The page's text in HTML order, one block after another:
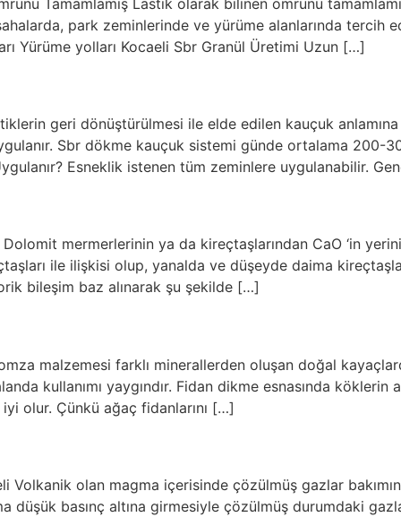
park zeminlerinde ve yürüme alanlarında tercih
Yürüme yolları Kocaeli Sbr Granül Üretimi Uzun […]
geri dönüştürülmesi ile elde edilen kauçuk
Sbr dökme kauçuk sistemi günde ortalama 200-
Esneklik istenen tüm zeminlere uygulanabilir.
mermerlerinin ya da kireçtaşlarından CaO ‘in
ile ilişkisi olup, yanalda ve düşeyde daima
bileşim baz alınarak şu şekilde […]
malzemesi farklı minerallerden oluşan doğal
kullanımı yaygındır. Fidan dikme esnasında köklerin
olur. Çünkü ağaç fidanlarını […]
Volkanik olan magma içerisinde çözülmüş gazlar
basınç altına girmesiyle çözülmüş durumdaki